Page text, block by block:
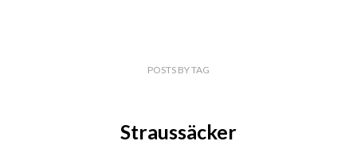
POSTS BYTAG
Straussäcker